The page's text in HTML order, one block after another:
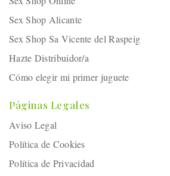
Sex Shop Alicante
Sex Shop Sa Vicente del Raspeig
Hazte Distribuidor/a
Cómo elegir mi primer juguete
Páginas Legales
Aviso Legal
Política de Cookies
Política de Privacidad